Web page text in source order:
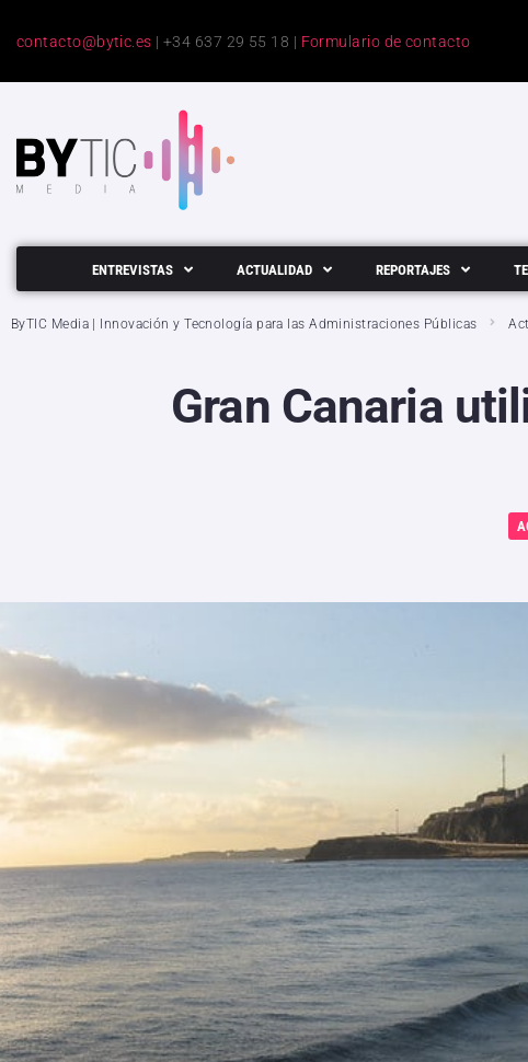
contacto@bytic.es | +34 637 29 55 18 | Formulario de contacto
ENTREVISTAS ACTUALIDAD REPORTAJES
ByTIC Media | Innovación y Tecnología para las Administraciones Públicas
Gran Canaria